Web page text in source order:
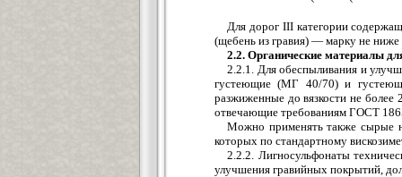
Для дорог III категории
(щебень из гравия) — марку не
2.2. Органические материалы
2.2.1. Для обеспыливания и
густеющие (МГ 40/70) и
разжиженные до вязкости не
отвечающие требованиям ГОСТ
Можно применять также сырые
которых по стандартному
2.2.2. Лигносульфонаты
улучшения гравийных покрытий,